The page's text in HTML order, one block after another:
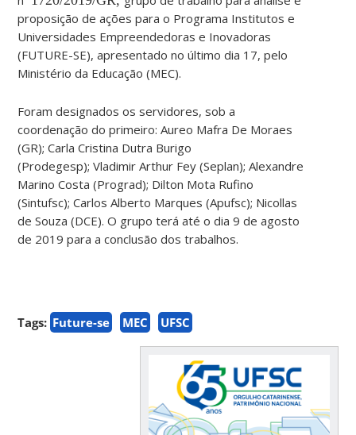
proposição de ações para o Programa Institutos e
Universidades Empreendedoras e Inovadoras
(FUTURE-SE), apresentado no último dia 17, pelo
Ministério da Educação (MEC).
Foram designados os servidores, sob a
coordenação do primeiro: Aureo Mafra De Moraes
(GR); Carla Cristina Dutra Burigo
(Prodegesp); Vladimir Arthur Fey (Seplan); Alexandre
Marino Costa (Prograd); Dilton Mota Rufino
(Sintufsc); Carlos Alberto Marques (Apufsc); Nicollas
de Souza (DCE). O grupo terá até o dia 9 de agosto
de 2019 para a conclusão dos trabalhos.
Tags: Future-se MEC UFSC